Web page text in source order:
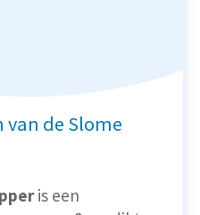
de Slome
is een